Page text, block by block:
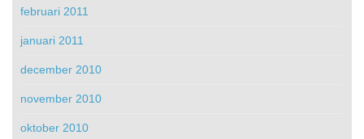
februari 2011
januari 2011
december 2010
november 2010
oktober 2010